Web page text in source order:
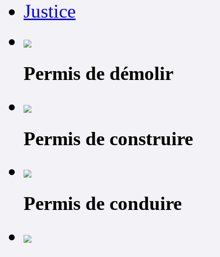
Justice
Permis de démolir
Permis de construire
Permis de conduire